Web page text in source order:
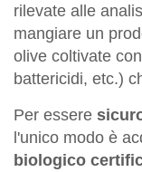
rilevate alle
mangiare un
olive coltivate
battericidi, etc.)
Per essere
l'unico modo è
biologico